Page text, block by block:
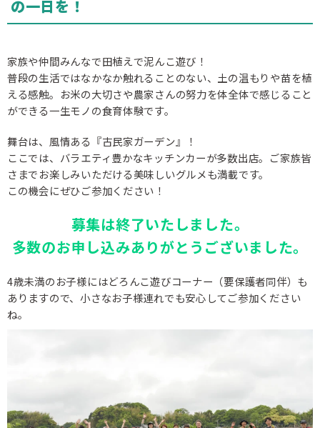
の一日を！
家族や仲間みんなで田植えで泥んこ遊び！
普段の生活ではなかなか触れることのない、土の温もりや苗を植
える感触。お米の大切さや農家さんの努力を体全体で感じること
ができる一生モノの食育体験です。
舞台は、風情ある『古民家ガーデン』！
ここでは、バラエティ豊かなキッチンカーが多数出店。​ご家族皆
さまでお楽しみいただける美味しいグルメも満載です。
この機会にぜひご参加ください！
募集は終了いたしました。
多数のお申し込みありがとうございました。
4歳未満のお子様にはどろんこ遊びコーナー（要保護者同伴）も
ありますので、小さなお子様連れでも安心してご参加ください
ね。